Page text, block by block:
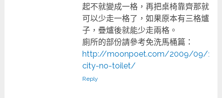
起不就變成一格，再把桌椅靠齊那就
可以少走一格了，如果原本有三格爐
子，疊爐後就能少走兩格。
廁所的部份請參考免洗馬桶篇：
http://moonpoet.com/2009/09/16/
city-no-toilet/
Reply